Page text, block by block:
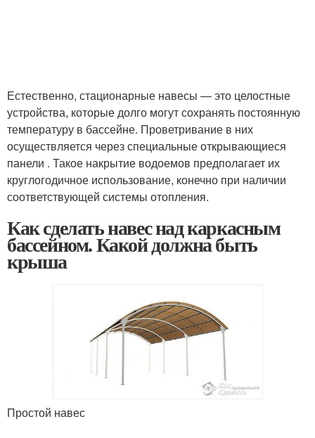
Естественно, стационарные навесы — это целостные
устройства, которые долго могут сохранять постоянную
температуру в бассейне. Проветривание в них
осуществляется через специальные открывающиеся
панели . Такое накрытие водоемов предполагает их
круглогодичное использование, конечно при наличии
соответствующей системы отопления.
Как сделать навес над каркасным
бассейном. Какой должна быть
крыша
Простой навес